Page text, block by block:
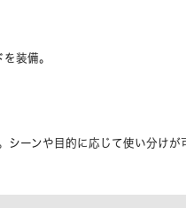
装備。
ーンや目的に応じて使い分けが